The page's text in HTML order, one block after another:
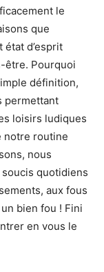
le
que
état d’esprit
être. Pourquoi
définition,
permettant
loisirs ludiques
notre routine
nous
quotidiens
aux fous
bien fou ! Fini
en vous le